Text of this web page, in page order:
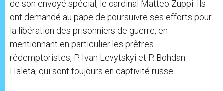
de son envoyé spécial, le cardinal Matteo Zuppi. Ils
ont demandé au pape de poursuivre ses efforts pour
la libération des prisonniers de guerre, en
mentionnant en particulier les prêtres
rédemptoristes, P. Ivan Levytskyi et P. Bohdan
Haleta, qui sont toujours en captivité russe.